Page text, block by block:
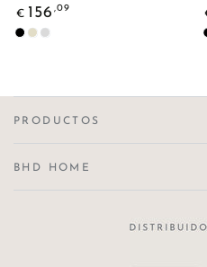
Precio
regular
€ 156 ,09
Negro
Travertino
Gris
PRODUCTOS
BHD HOME